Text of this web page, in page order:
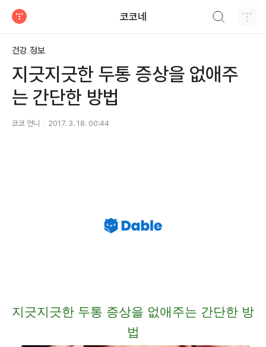
코코네
건강 정보
지긋지긋한 두통 증상을 없애주
는 간단한 방법
코코 언니 2017. 3. 18. 00:44
지긋지긋한 두통 증상을 없애주는 간단한 방
법